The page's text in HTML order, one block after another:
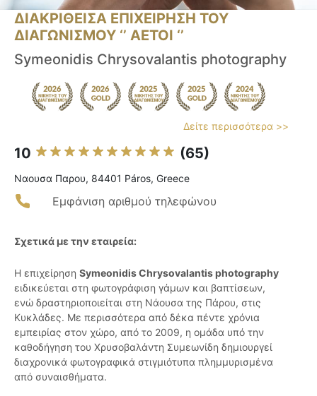
ΔΙΑΚΡΙΘΕΙΣΑ ΕΠΙΧΕΙΡΗΣΗ ΤΟΥ
ΔΙΑΓΩΝΙΣΜΟΥ ‘’ ΑΕΤΟΙ ‘’
Symeonidis Chrysovalantis photography
Δείτε περισσότερα >>
10 (65)
Ναουσα Παρου, 84401 Páros, Greece
Εμφάνιση αριθμού τηλεφώνου
Σχετικά με την εταιρεία:
Η επιχείρηση Symeonidis Chrysovalantis photography
ειδικεύεται στη φωτογράφιση γάμων και βαπτίσεων,
ενώ δραστηριοποιείται στη Νάουσα της Πάρου, στις
Κυκλάδες. Με περισσότερα από δέκα πέντε χρόνια
εμπειρίας στον χώρο, από το 2009, η ομάδα υπό την
καθοδήγηση του Χρυσοβαλάντη Συμεωνίδη δημιουργεί
διαχρονικά φωτογραφικά στιγμιότυπα πλημμυρισμένα
από συναισθήματα.